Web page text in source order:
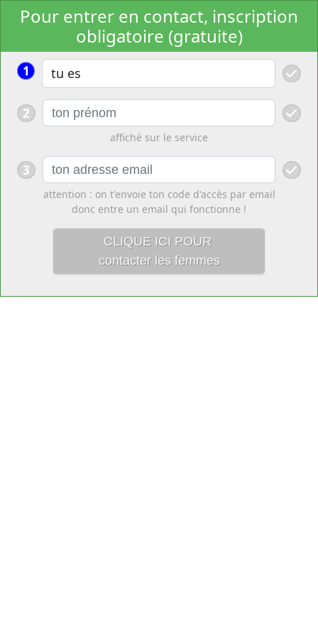
Pour entrer en contact, inscription
obligatoire (gratuite)
1
2
affiché sur le service
3
attention : on t'envoie ton code d'accès par email
donc entre un email qui fonctionne !
CLIQUE ICI POUR
contacter les femmes